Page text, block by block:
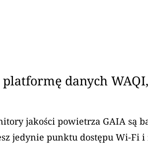
danych
jakości powietrza GAIA są
jedynie punktu dostępu Wi-Fi i